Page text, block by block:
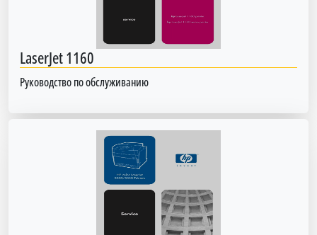
LaserJet 1160
Руководство по обслуживанию